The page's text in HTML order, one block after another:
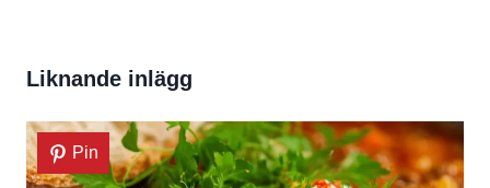
Liknande inlägg
Pin